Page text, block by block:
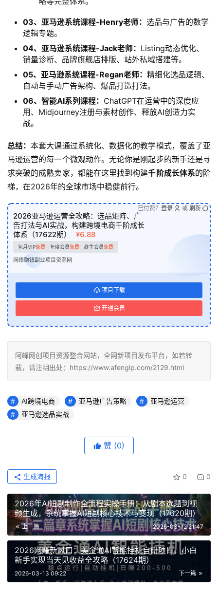
03、亚马逊系统课程-Henry老师： 选品与广告的数学
逻辑专题。
04、亚马逊系统课程-Jack老师： Listing动态优化、
销量诊断、品牌旗舰店排版、站外私域搭建等。
05、亚马逊系统课程-Regan老师： 精细化选品逻辑、
自动与手动广告架构、爆品打造打法。
06、智能AI系列课程： ChatGPT在运营中的深度应
用、Midjourney注册与素材创作、释放AI创造力实
战。
总结：本套大课通过系统化、数据化的教学模式，覆盖了亚
马逊运营的每一个微观动作。无论你是刚起步的新手还是寻
求突破的成熟卖家，都能在这里找到构建千阶成长体系的阶
梯，在2026年的全球市场中稳健前行。
2026亚马逊运营全攻略：选品矩阵、广
告打法与AI实战，构建跨境电商千阶成长
体系（17622期）
¥6.88
包月VIP免费 年度会员免费 终生会员免费
网络赚钱副业项目资源网
项目下载
开通会员
已付费？ 登录 或 刷新
阿峰网创项目资源整合网站，全网新项目发布平台，如若转
载，请注明出处：https://www.afengip.com/2129.html
AI跨境电商 亚马逊广告策略
亚马逊运营
亚马逊选品实战
赞 (0)
0 0
生成海报
2026年AI短剧制作全流程实操手册：从剧本选题到视
频生成，系统掌握AI短剧核心技术与变现（17620期）
上一篇 2026-03-12 21:47
2026网赚新风口：美金通AI智能挂机自研项目，小白
新手实现当天见收益全攻略（17624期）
下一篇
2026-03-13 09:22